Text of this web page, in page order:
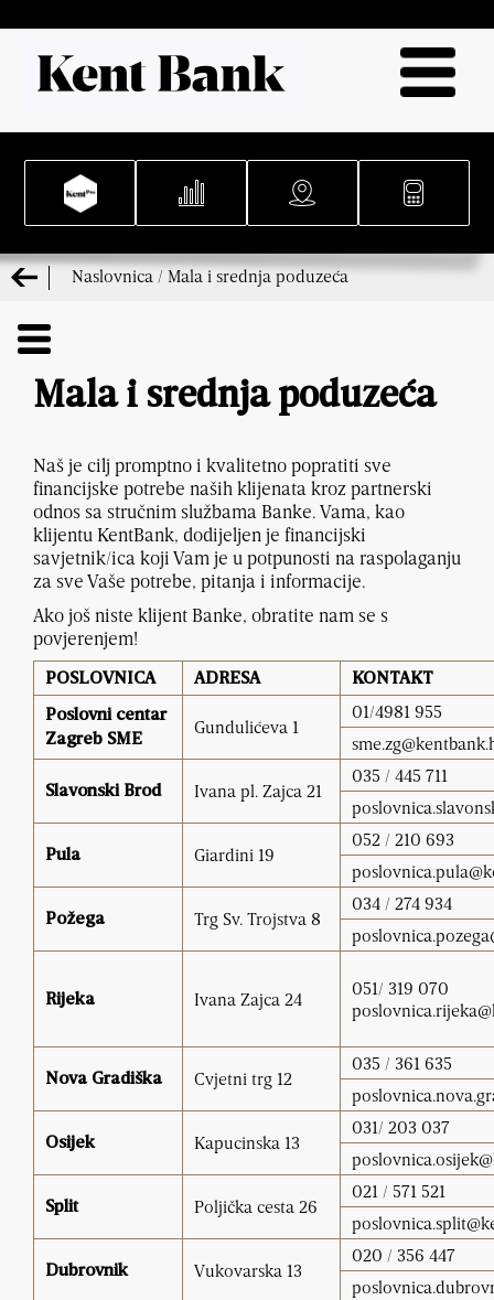
Naslovnica / Mala i srednja poduzeća
Mala i srednja poduzeća
Naš je cilj promptno i kvalitetno popratiti sve
financijske potrebe naših klijenata kroz partnerski
odnos sa stručnim službama Banke. Vama, kao
klijentu KentBank, dodijeljen je financijski
savjetnik/ica koji Vam je u potpunosti na raspolaganju
za sve Vaše potrebe, pitanja i informacije.
Ako još niste klijent Banke, obratite nam se s
povjerenjem!
POSLOVNICA ADRESA KONTAKT
Poslovni centar
Zagreb SME
Gundulićeva 1
01/4981 955
Slavonski Brod Ivana pl. Zajca 21
035 /
Pula Giardini 19
052 / 210 693
Požega Trg Sv. Trojstva 8
034 / 274 934
Rijeka Ivana Zajca 24
051/ 319 070
Nova Gradiška Cvjetni trg 12
035 / 361 635
Osijek Kapucinska 13
031/ 203 037
Split Poljička cesta 26
021 / 571 521
Dubrovnik Vukovarska 13
020 / 356 447